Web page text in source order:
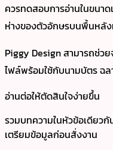
ควรทดสอบการอ่านในขนา
ห่างของตัวอักษรบนพื้นหลั
Piggy Design สามารถช่ว
ไฟล์พร้อมใช้กับนามบัตร ฉล
อ่านต่อให้ตัดสินใจง่ายขึ้น
รวมบทความในหัวข้อเดียว
เตรียมข้อมูลก่อนสั่งงาน